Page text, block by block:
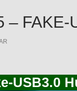
– FAKE-
USB3.0